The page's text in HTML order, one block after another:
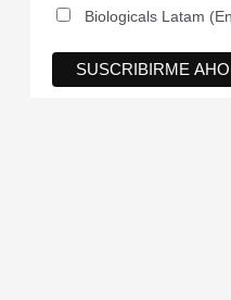
Biologicals Latam